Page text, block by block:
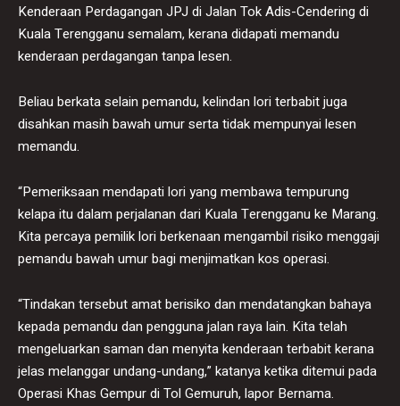
Kenderaan Perdagangan JPJ di Jalan Tok Adis-Cendering di
Kuala Terengganu semalam, kerana didapati memandu
kenderaan perdagangan tanpa lesen.
Beliau berkata selain pemandu, kelindan lori terbabit juga
disahkan masih bawah umur serta tidak mempunyai lesen
memandu.
“Pemeriksaan mendapati lori yang membawa tempurung
kelapa itu dalam perjalanan dari Kuala Terengganu ke Marang.
Kita percaya pemilik lori berkenaan mengambil risiko menggaji
pemandu bawah umur bagi menjimatkan kos operasi.
“Tindakan tersebut amat berisiko dan mendatangkan bahaya
kepada pemandu dan pengguna jalan raya lain. Kita telah
mengeluarkan saman dan menyita kenderaan terbabit kerana
jelas melanggar undang-undang,” katanya ketika ditemui pada
Operasi Khas Gempur di Tol Gemuruh, lapor Bernama.